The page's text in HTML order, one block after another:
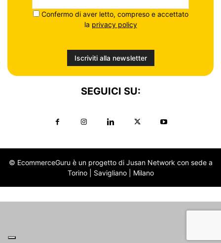
Confermo di aver letto, compreso e accettato
la privacy policy
SEGUICI SU:
© EcommerceGuru è un progetto di Jusan Network con sede a
Torino | Savigliano | Milano